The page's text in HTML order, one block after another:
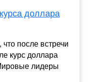
доллара
после встречи
курс доллара
лидеры